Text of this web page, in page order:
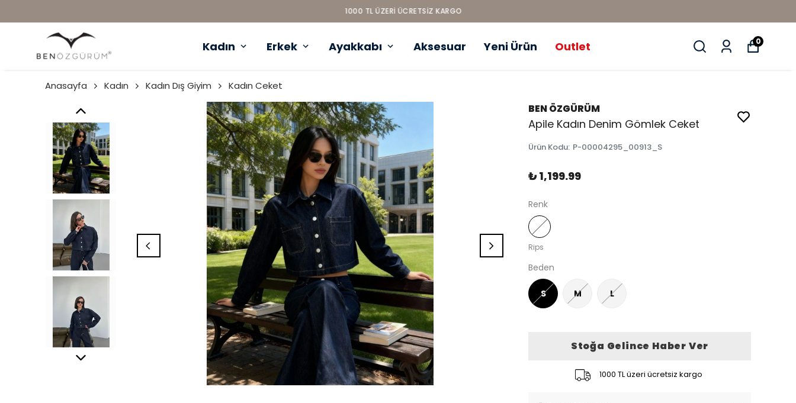
1000 TL ÜZERI ÜCRETSIZ KARGO
Kadın Erkek Ayakkabı Aksesuar Yeni Ürün Outlet 0
Anasayfa Kadın Kadın Dış Giyim Kadın Ceket
BEN ÖZGÜRÜM
Apile Kadın Denim Gömlek Ceket
Ürün Kodu: P-00004295_00913_S
₺ 1,199.99
Renk
Rips
Beden
S M L
Stoğa Gelince Haber Ver
1000 TL üzeri ücretsiz kargo